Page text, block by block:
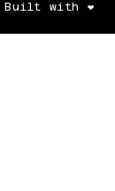
Built with ❤️